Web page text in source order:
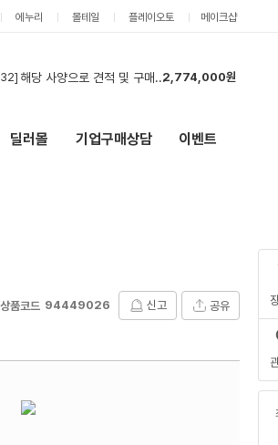
에누리 몰테일 플레이오토 메이크샵
견적
3,489,000원
ㅅ
2,842,000원
해당 사양으로 견적 및 구매 희망합니다2,774,000원
딜러몰 기업구매상담 이벤트
상품코드 94449026 신고 공유